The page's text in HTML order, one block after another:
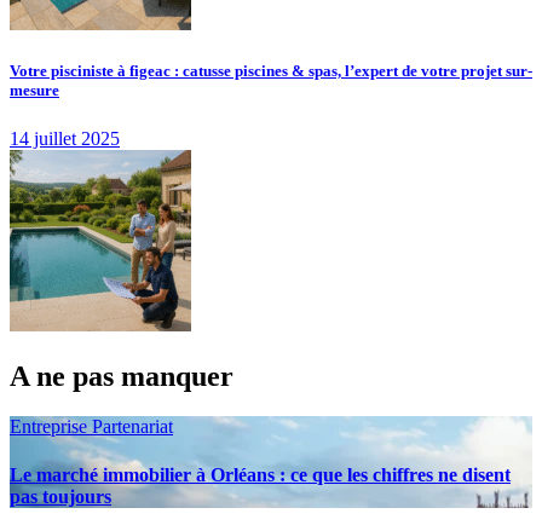
Votre pisciniste à figeac : catusse piscines & spas, l’expert de votre projet sur-
mesure
14 juillet 2025
A ne pas manquer
EntreprisePartenariat
Le marché immobilier à Orléans : ce que les chiffres ne disent
pas toujours